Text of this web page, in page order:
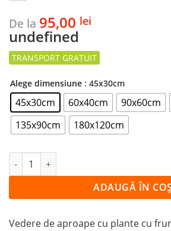
De la 95,00 lei
undefined
Alege dimensiune : 45x30cm
45x30cm 60x40cm 90x60cm
135x90cm
180x120cm
Cantitate Tablou FRUNZE VERZI
ADAUGĂ ÎN COȘ
Vedere de aproape cu plante cu